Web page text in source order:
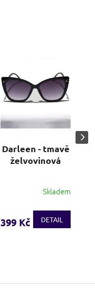
Darleen - tmavě
želvovinová
Skladem
399 Kč DETAIL